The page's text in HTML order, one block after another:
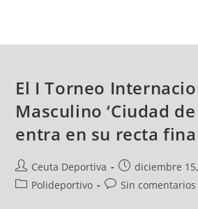
El I Torneo
Masculino ‘Ciudad de
entra en su recta
Ceuta Deportiva
diciembre
Polideportivo
Sin comentarios